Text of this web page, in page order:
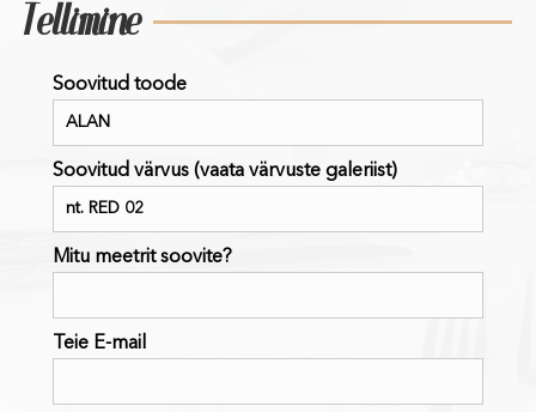
Tellimine
Soovitud toode
Soovitud värvus (vaata värvuste galeriist)
Mitu meetrit soovite?
Teie E-mail